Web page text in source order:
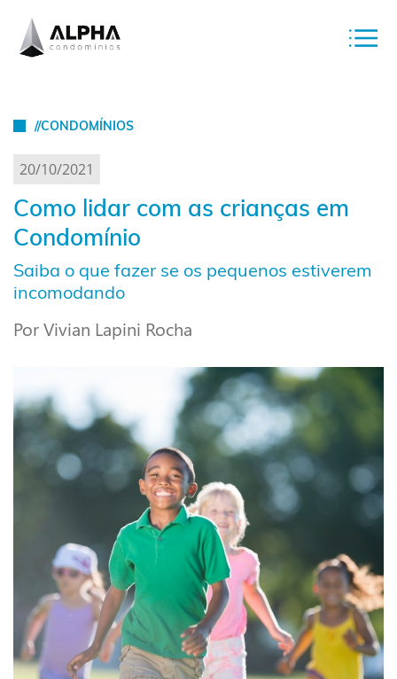
//CONDOMÍNIOS
20/10/2021
Como lidar com as crianças em
Condomínio
Saiba o que fazer se os pequenos estiverem
incomodando
Por Vivian Lapini Rocha